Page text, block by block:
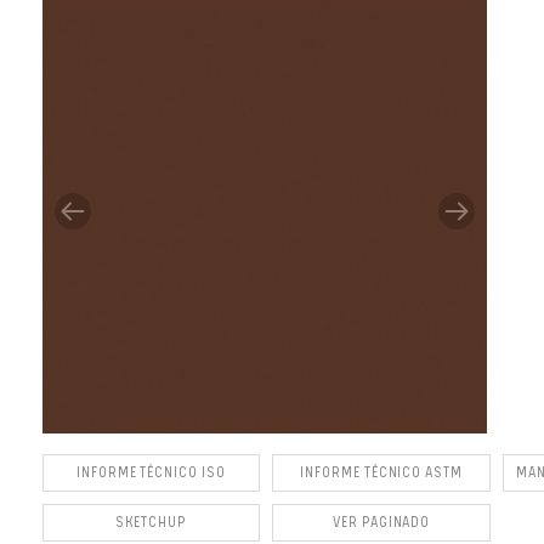
INFORME TÉCNICO ISO INFORME TÉCNICO ASTM
SKETCHUP VER PAGINADO